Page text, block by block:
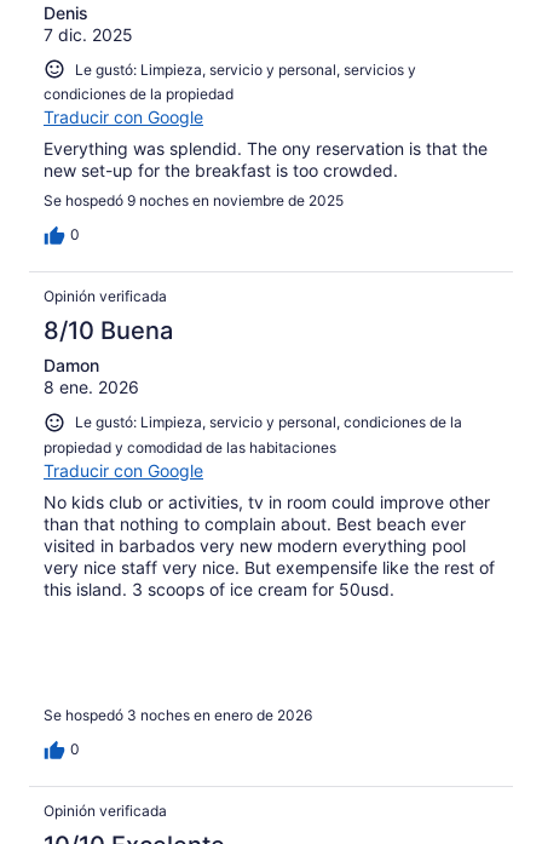
Denis
7 dic. 2025
Le gustó: Limpieza, servicio y personal, servicios y
condiciones de la propiedad
Traducir con Google
Everything was splendid. The ony reservation is that the
new set-up for the breakfast is too crowded.
Se hospedó 9 noches en noviembre de 2025
0
Opinión verificada
8/10 Buena
Damon
8 ene. 2026
Le gustó: Limpieza, servicio y personal, condiciones de la
propiedad y comodidad de las habitaciones
Traducir con Google
No kids club or activities, tv in room could improve other
than that nothing to complain about. Best beach ever
visited in barbados very new modern everything pool
very nice staff very nice. But exempensife like the rest of
this island. 3 scoops of ice cream for 50usd.
Se hospedó 3 noches en enero de 2026
0
Opinión verificada